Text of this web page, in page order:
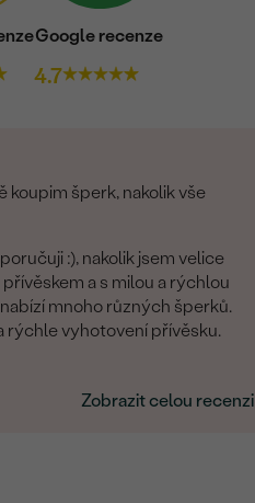
Google recenze
4.7
koupim šperk, nakolik vše
:), nakolik jsem velice
a s milou a rýchlou
mnoho různých šperků.
rýchle vyhotovení přívěsku.
Zobrazit celou recenzi